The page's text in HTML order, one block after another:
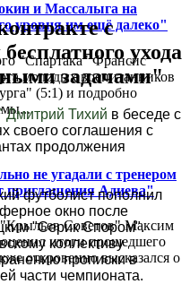
и Массалыга на
уровня им ещё далеко"
"Спартака" Франсис
молодых воспитанников
(5:1) и подробно
не угадали с тренером
приглашения Адиева"
"Крыльев Советов" Максим
итоги прошедшего
откровенно высказался о
с
ухода
задачами"
Дмитрий Тихий в беседе с
своего соглашения с
продолжения
футболист пополнил
окно после
"Серик Спором".
коллективу
прописки в
части чемпионата.